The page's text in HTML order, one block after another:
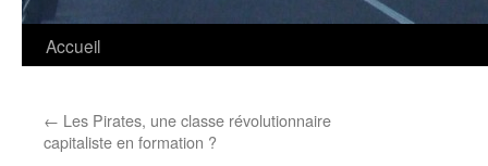
Accueil
← Les Pirates, une classe révolutionnaire
capitaliste en formation ?